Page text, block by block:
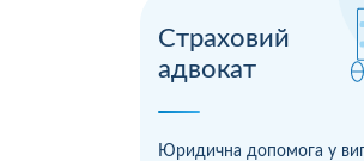
Страховий
адвокат
Юридична допомога у